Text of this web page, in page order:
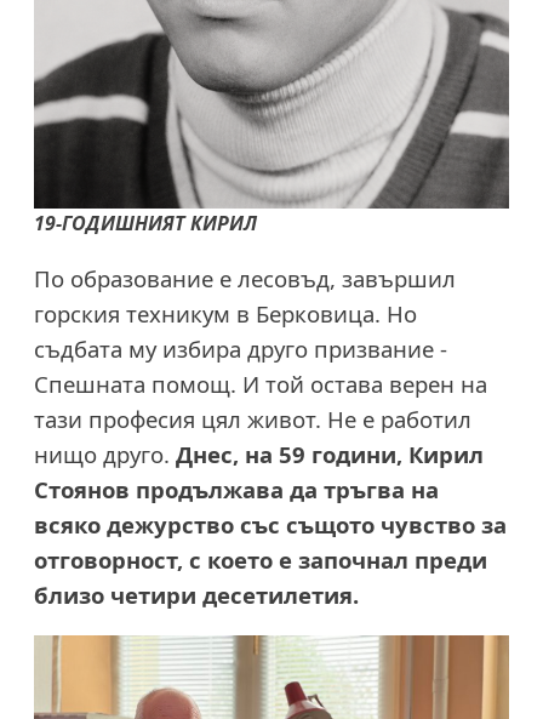
19-ГОДИШНИЯТКИРИЛ
По образование е лесовъд, завършил
горския техникум в Берковица. Но
съдбата му избира друго призвание -
Спешната помощ. И той остава верен на
тази професия цял живот. Не е работил
нищо друго. Днес, на 59 години, Кирил
Стоянов продължава да тръгва на
всяко дежурство със същото чувство за
отговорност, с което е започнал преди
близо четири десетилетия.